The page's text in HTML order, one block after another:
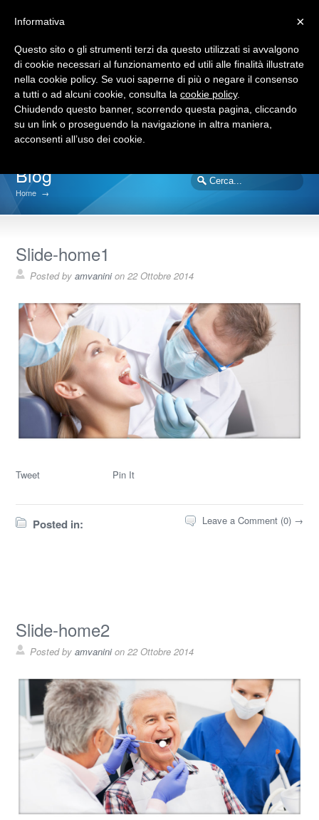
Blog
Home →
Slide-home1
Posted byamvaninion22 Ottobre 2014
Tweet Pin It
Posted in: Leave a Comment (0) →
Slide-home2
Posted byamvaninion22 Ottobre 2014
×
Informativa
Questo sito o gli strumenti terzi da questo utilizzati si avvalgono
di cookie necessari al funzionamento ed utili alle finalità illustrate
nella cookie policy. Se vuoi saperne di più o negare il consenso
a tutti o ad alcuni cookie, consulta la cookie policy.
Chiudendo questo banner, scorrendo questa pagina, cliccando
su un link o proseguendo la navigazione in altra maniera,
acconsenti all’uso dei cookie.